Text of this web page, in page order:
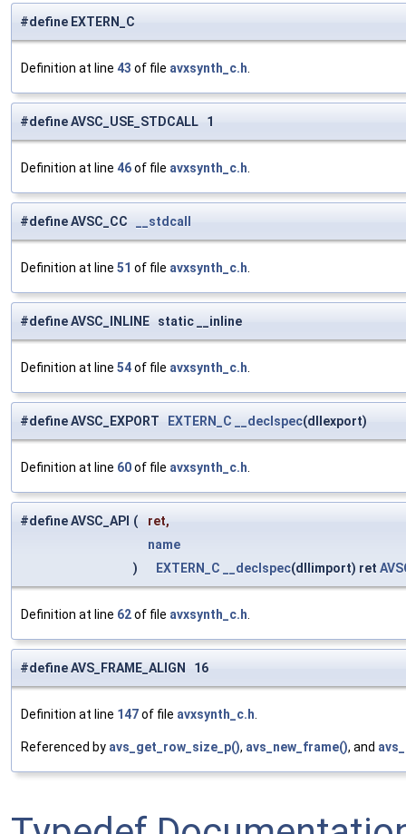
#define EXTERN_C
Definition at line 43 of file avxsynth_c.h
#define AVSC_USE_STDCALL 1
Definition at line 46of file avxsynth_c.h
#define AVSC_CC __stdcall
Definition at line 51 of file avxsynth_c.h
#define AVSC_INLINE static __inline
Definition at line 54of file avxsynth_c.h
#define AVSC_EXPORT EXTERN_C __declspec(dllexport)
Definition at line 60of file avxsynth_c.h
#define AVSC_API (
ret,
name
)
EXTERN_C __declspec(dllimport) ret
Definition at line 62of file avxsynth_c.h
#define AVS_FRAME_ALIGN 16
Definition at line 147of file avxsynth_c.h
Referenced by avs_get_row_size_p(), avs_new_frame(), and